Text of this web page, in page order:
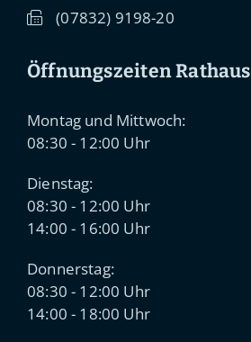
(07832) 91 98-20
Öffnungszeiten Rathaus
Montag und Mittwoch:
08:30 - 12:00 Uhr
Dienstag:
08:30 - 12:00 Uhr
14:00 - 16:00 Uhr
Donnerstag:
08:30 - 12:00 Uhr
14:00 - 18:00 Uhr